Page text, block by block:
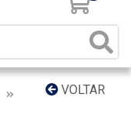
VOLTAR